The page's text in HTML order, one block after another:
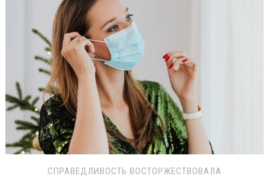
СПРАВЕДЛИВОСТЬ ВОСТОРЖЕСТВОВАЛА